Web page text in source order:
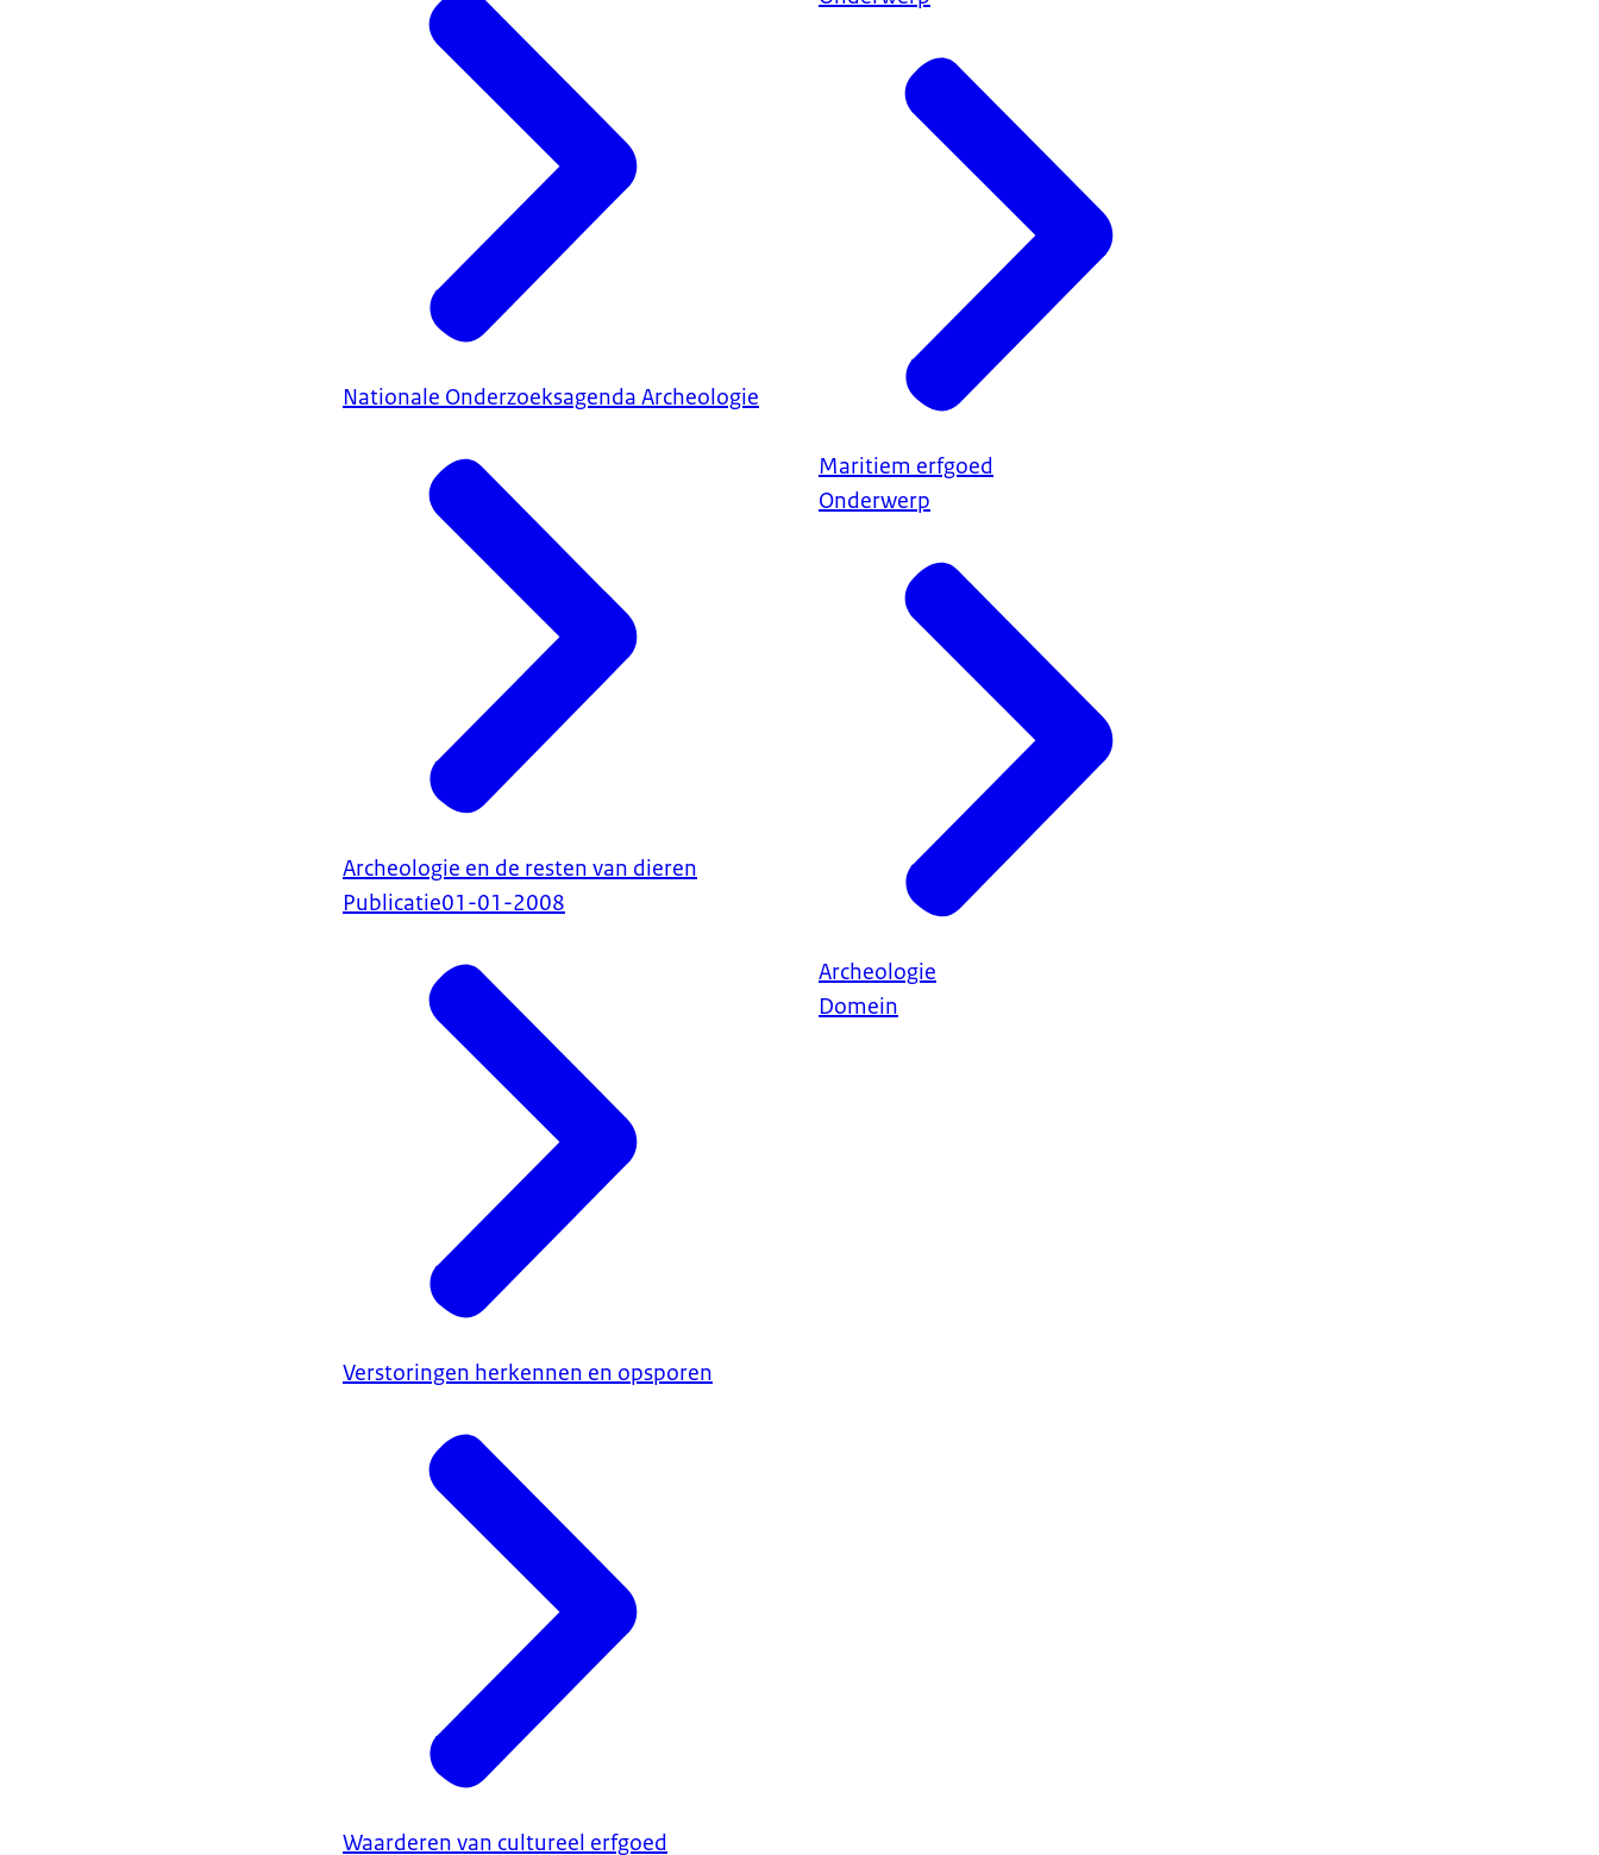
Nationale Onderzoeksagenda Archeologie
Archeologie en de resten van dieren
Publicatie01-01-2008
Verstoringen herkennen en opsporen
Waarderen van cultureel erfgoed
Maritiem erfgoed
Onderwerp
Archeologie
Domein